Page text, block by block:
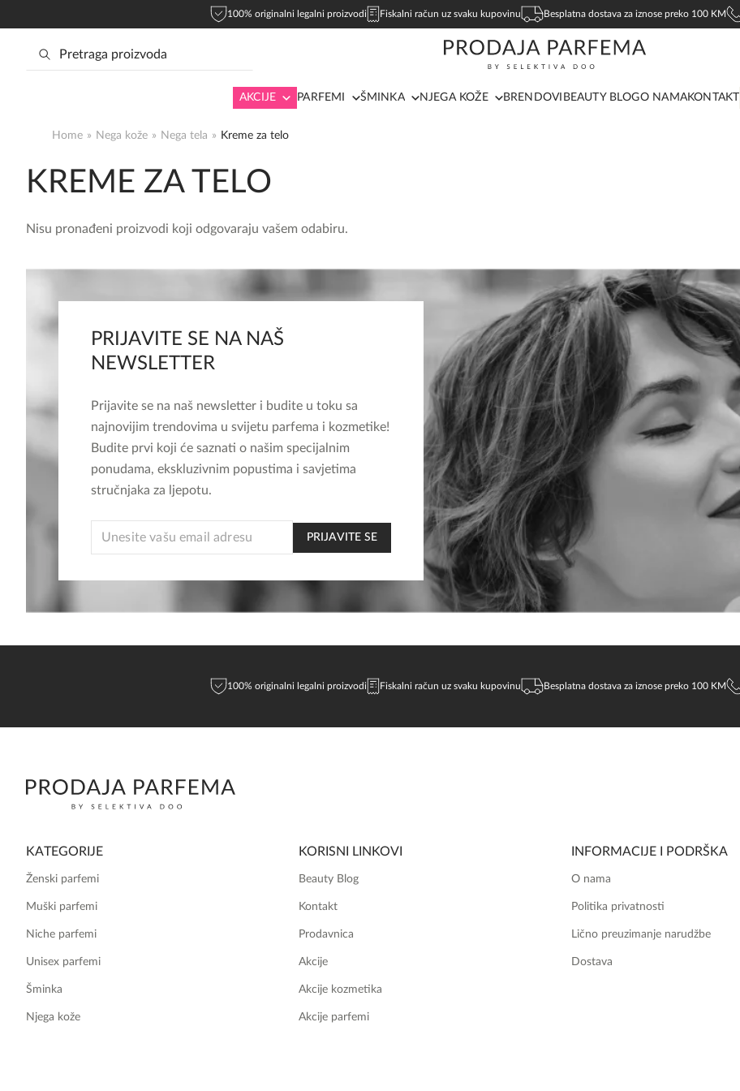
100% originalni legalni proizvodi Fiskalni račun uz svaku kupovinu Besplatna dostava za iznose preko 100 KM
AKCIJE PARFEMI ŠMINKA NJEGA KOŽE BRENDOVI BEAUTY BLOGO NAMAKONTAKT
Home » Nega kože » Nega tela » Kreme za telo
KREME ZA TELO
Nisu pronađeni proizvodi koji odgovaraju vašem odabiru.
PRIJAVITE SE NA NAŠ
NEWSLETTER
Prijavite se na naš newsletter i budite u toku sa
najnovijim trendovima u svijetu parfema i kozmetike!
Budite prvi koji će saznati o našim specijalnim
ponudama, ekskluzivnim popustima i savjetima
stručnjaka za ljepotu.
PRIJAVITE SE
100% originalni legalni proizvodi Fiskalni račun uz svaku kupovinu Besplatna dostava za iznose preko 100 KM
KATEGORIJE
Ženski parfemi
Muški parfemi
Niche parfemi
Unisex parfemi
Šminka
Njega kože
KORISNI LINKOVI
Beauty Blog
Kontakt
Prodavnica
Akcije
Akcije kozmetika
Akcije parfemi
INFORMACIJE I PODRŠKA
O nama
Politika privatnosti
Lično preuzimanje narudžbe
Dostava